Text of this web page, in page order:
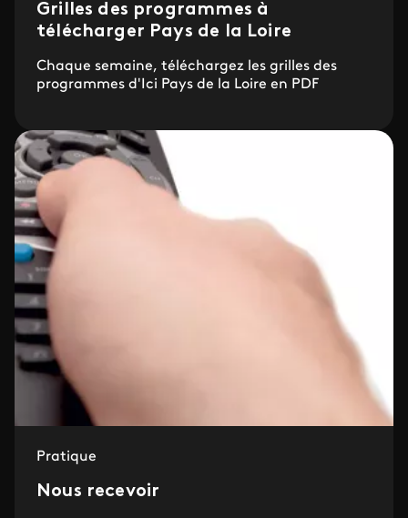
Grilles des programmes à
télécharger Pays de la Loire
Chaque semaine, téléchargez les grilles des
programmes d'Ici Pays de la Loire en PDF
Pratique
Nous recevoir